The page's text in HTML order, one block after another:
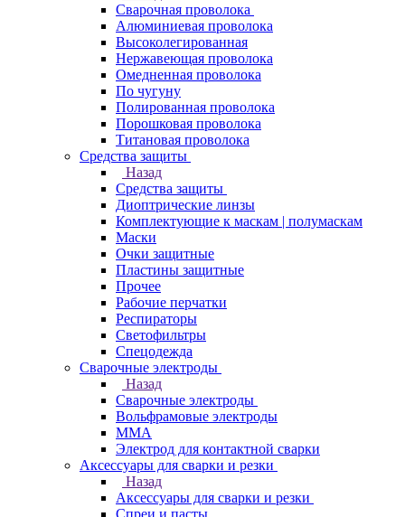
Сварочная проволока
Алюминиевая проволока
Высоколегированная
Нержавеющая проволока
Омедненная проволока
По чугуну
Полированная проволока
Порошковая проволока
Титановая проволока
Средства защиты
Назад
Средства защиты
Диоптрические линзы
Комплектующие к маскам | полумаскам
Маски
Очки защитные
Пластины защитные
Прочее
Рабочие перчатки
Респираторы
Светофильтры
Спецодежда
Сварочные электроды
Назад
Сварочные электроды
Вольфрамовые электроды
ММА
Электрод для контактной сварки
Аксессуары для сварки и резки
Назад
Аксессуары для сварки и резки
Спреи и пасты